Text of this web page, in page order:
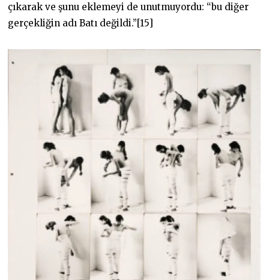
çıkarak ve şunu eklemeyi de unutmuyordu: “bu diğer
gerçekliğin adı Batı değildi.”[15]